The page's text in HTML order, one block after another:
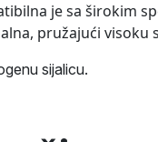
je sa širokim
pružajući
sijalicu.